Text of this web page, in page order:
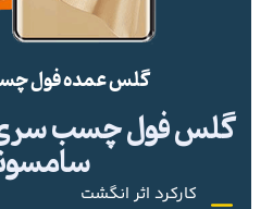
گلس عمده فول
گلس فول چسب
کارکرد اثر انگشت